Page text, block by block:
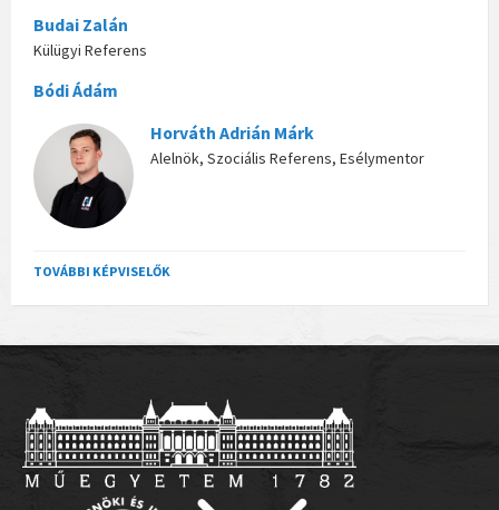
Budai Zalán
Külügyi Referens
Bódi Ádám
Horváth Adrián Márk
Alelnök, Szociális Referens, Esélymentor
TOVÁBBI KÉPVISELŐK